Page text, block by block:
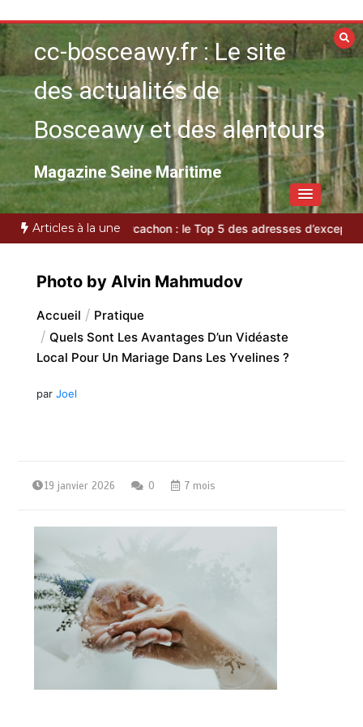
au
contenucc-bosceawy.fr : Le site
des actualités de
Bosceawy et des alentours
Magazine Seine Maritime
Articles à la une
VTC bassin d’Arcachon : le Top 5 des adresses d’exception
Photo by Alvin Mahmudov
Accueil
Pratique
Quels Sont Les Avantages D’un Vidéaste
Local Pour Un Mariage Dans Les Yvelines ?
par Joel
19 janvier 2026 0 7 mois